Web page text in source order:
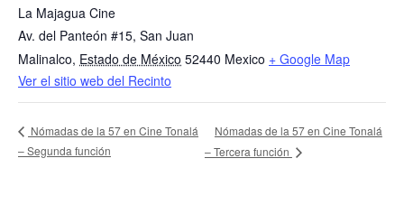
La Majagua Cine
Av. del Panteón #15, San Juan
Malinalco, Estado de México 52440 Mexico + Google Map
Ver el sitio web del Recinto
Nómadas de la 57 en Cine Tonalá
– Segunda función
Nómadas de la 57 en Cine Tonalá
– Tercera función